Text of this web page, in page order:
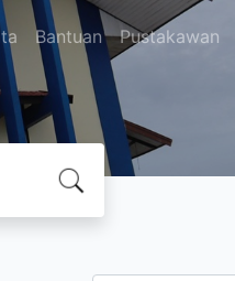
Bantuan Pustakawan